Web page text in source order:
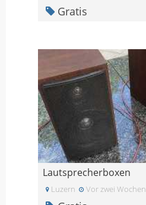
Gratis
Lautsprecherboxen
Luzern Vor zwei Wochen